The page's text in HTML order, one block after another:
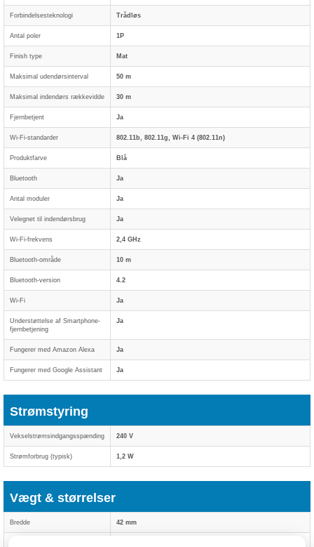
Forbindelsesteknologi Trådløs
Antal poler 1P
Finish type Mat
Maksimal udendørsinterval 50 m
Maksimal indendørs rækkevidde 30 m
Fjernbetjent Ja
Wi-Fi-standarder 802.11b, 802.11g, Wi-Fi 4 (802.11n)
Produktfarve Blå
Bluetooth Ja
Antal moduler Ja
Velegnet til indendørsbrug Ja
Wi-Fi-frekvens 2,4 GHz
Bluetooth-område 10 m
Bluetooth-version 4.2
Wi-Fi Ja
Understøttelse af Smartphone-
fjernbetjening
Ja
Fungerer med Amazon Alexa Ja
Fungerer med Google Assistant Ja
Strømstyring
Vekselstrømsindgangsspænding 240 V
Strømforbrug (typisk) 1,2 W
Vægt & størrelser
Bredde 42 mm